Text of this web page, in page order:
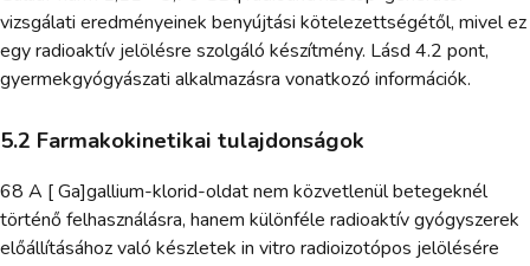
vizsgálati eredményeinek benyújtási kötelezettségétől, mivel ez
egy radioaktív jelölésre szolgáló készítmény. Lásd 4.2 pont,
gyermekgyógyászati alkalmazásra vonatkozó információk.
5.2 Farmakokinetikai tulajdonságok
68 A [ Ga]gallium-klorid-oldat nem közvetlenül betegeknél
történő felhasználásra, hanem különféle radioaktív gyógyszerek
előállításához való készletek in vitro radioizotópos jelölésére